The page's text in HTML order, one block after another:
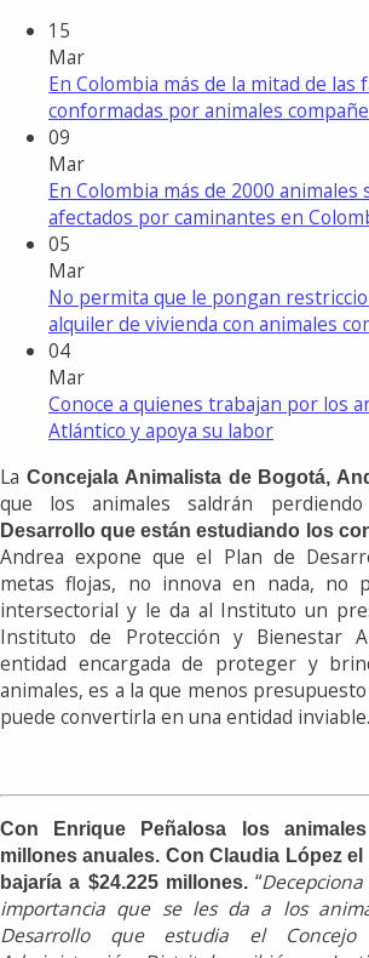
15
Mar
En Colombia más de la mitad de las
conformadas por animales
09
Mar
En Colombia más de 2000 animales
afectados por caminantes en
05
Mar
No permita que le pongan
alquiler de vivienda con animales
04
Mar
Conoce a quienes trabajan por los
Atlántico y apoya su labor
La Concejala Animalista de Bogotá,
que los animales saldrán
Desarrollo que están estudiando los
Andrea expone que el Plan de
metas flojas, no innova en nada, no
intersectorial y le da al Instituto un
Instituto de Protección y Bienestar
entidad encargada de proteger y
animales, es a la que menos
puede convertirla en una entidad inviable.
Con Enrique Peñalosa los
millones anuales. Con Claudia López
bajaría a $24.225 millones. “
importancia que se les da a los
Desarrollo que estudia el